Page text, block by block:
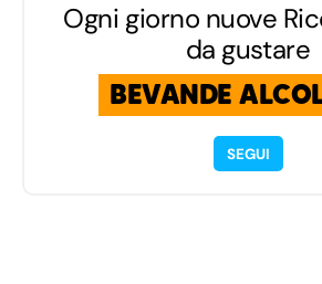
Ogni giorno nuove
da gustare
BEVANDE
SEGUI